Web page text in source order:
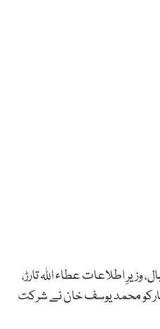
وزیرِ اطلاعات عطاء اللہ تارڑ،
محمد یوسف خان نے شرکت